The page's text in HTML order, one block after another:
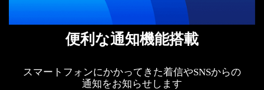
便利な通知機能搭載
スマートフォンにかかってきた着信やSNSからの
通知をお知らせします